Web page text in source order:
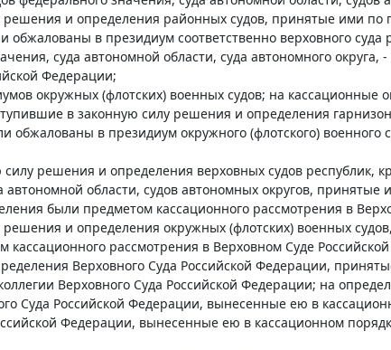
решения и определения районных судов, принятые ими по
в президиум соответственно верховного суда
суда автономной области, суда автономного
Федерации;
окружных (флотских) военных судов; на кассационные
в законную силу решения и определения
обжалованы в президиум окружного (флотского) военного
решения и определения верховных судов республик,
автономной области, судов автономных округов,
были предметом кассационного рассмотрения в
и определения окружных (флотских) военных
кассационного рассмотрения в Верховном Суде
Верховного Суда Российской Федерации,
Верховного Суда Российской Федерации; на
Суда Российской Федерации, вынесенные ею в
Федерации, вынесенные ею в кассационном